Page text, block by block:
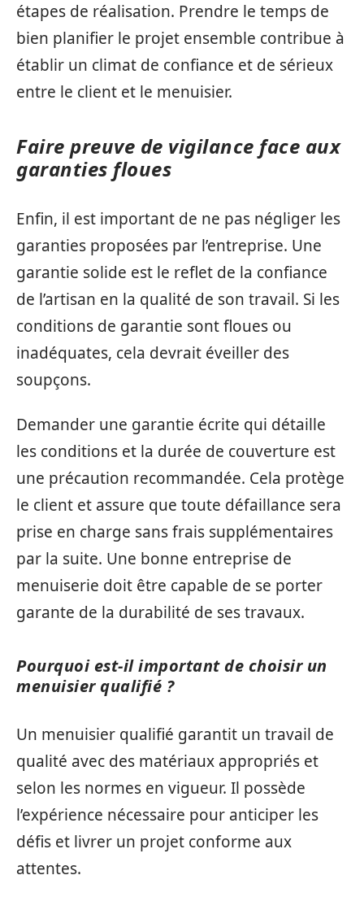
étapes de réalisation. Prendre le temps de
bien planifier le projet ensemble contribue à
établir un climat de confiance et de sérieux
entre le client et le menuisier.
Faire preuve de vigilance face aux
garanties floues
Enfin, il est important de ne pas négliger les
garanties proposées par l’entreprise. Une
garantie solide est le reflet de la confiance
de l’artisan en la qualité de son travail. Si les
conditions de garantie sont floues ou
inadéquates, cela devrait éveiller des
soupçons.
Demander une garantie écrite qui détaille
les conditions et la durée de couverture est
une précaution recommandée. Cela protège
le client et assure que toute défaillance sera
prise en charge sans frais supplémentaires
par la suite. Une bonne entreprise de
menuiserie doit être capable de se porter
garante de la durabilité de ses travaux.
Pourquoi est-il important de choisir un
menuisier qualifié ?
Un menuisier qualifié garantit un travail de
qualité avec des matériaux appropriés et
selon les normes en vigueur. Il possède
l’expérience nécessaire pour anticiper les
défis et livrer un projet conforme aux
attentes.